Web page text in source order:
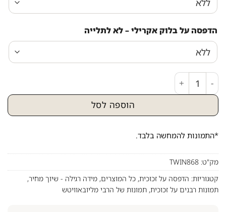
הדפסה על בלוק אקרילי – לא לתלייה
כמות של ציור מיוחד ומודרני של הרבי מליובאוויטש
הוספה לסל
*התמונות להמחשה בלבד.
מק"ט: TWIN868
קטגוריות: הדפסה על זכוכית, כל המוצרים, מידה רגילה - שיוך מחיר,
תמונות רבנים על זכוכית, תמונות של הרבי מליובאוויטש